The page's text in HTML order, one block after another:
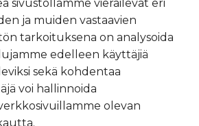
sivustollamme vierailevat eri
ja muiden vastaavien
tarkoituksena on analysoida
edelleen käyttäjiä
sekä kohdentaa
voi hallinnoida
olevan